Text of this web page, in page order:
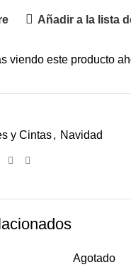
Añadir a la lista
viendo este producto
y Cintas, Navidad
Agotado